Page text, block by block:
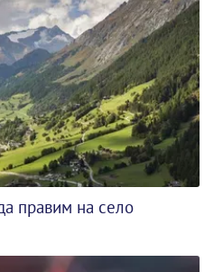
правим на село